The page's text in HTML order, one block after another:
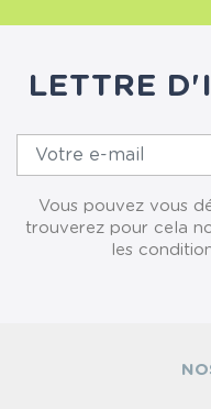
LETTRE
Vous pouvez vous
trouverez pour cela
les